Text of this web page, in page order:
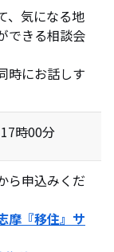
、気になる地
できる相談会
時にお話しす
時00分
ら申込みくだ
摩『移住』サ